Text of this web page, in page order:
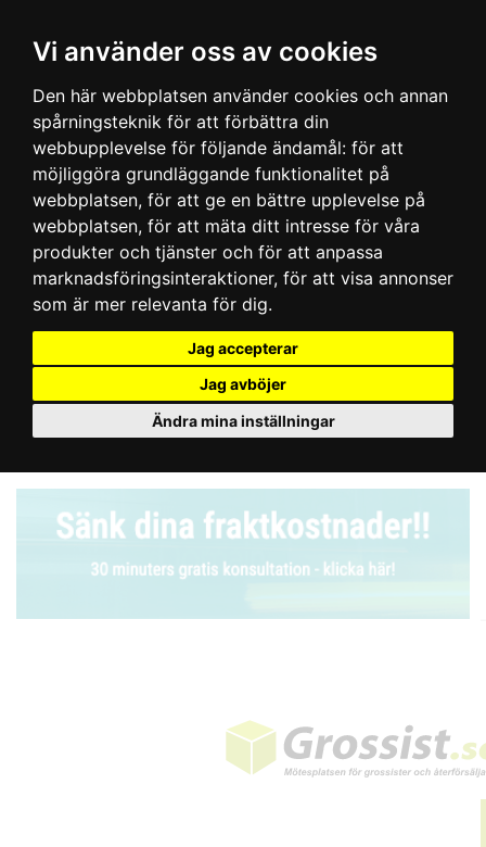
Vi använder oss av cookies
Den här webbplatsen använder cookies och annan
spårningsteknik för att förbättra din
webbupplevelse för följande ändamål: för att
möjliggöra grundläggande funktionalitet på
webbplatsen, för att ge en bättre upplevelse på
webbplatsen, för att mäta ditt intresse för våra
produkter och tjänster och för att anpassa
marknadsföringsinteraktioner, för att visa annonser
som är mer relevanta för dig.
Jag accepterar
Jag avböjer
Ändra mina inställningar